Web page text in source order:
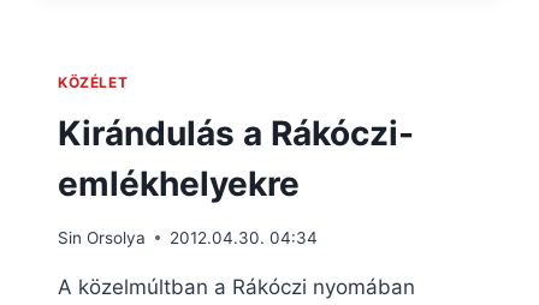
KÖZÉLET
Kirándulás a Rákóczi-
emlékhelyekre
Sin Orsolya 2012.04.30. 04:34
A közelmúltban a Rákóczi nyomában